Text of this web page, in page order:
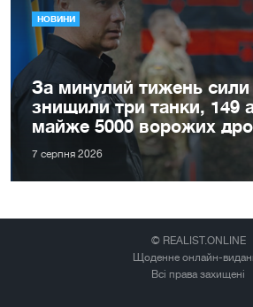
НОВИНИ
За минулий тижень
знищили три танки, 149
майже 5000 ворожих
7 серпня 2026
© REALIST.ONLINE
Щоденне онлайн-
Всі права захищені